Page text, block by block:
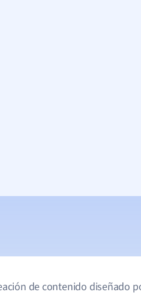
de contenido diseñado